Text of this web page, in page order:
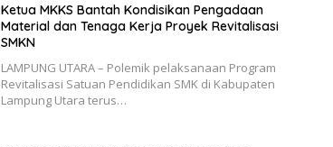
Ketua MKKS Bantah Kondisikan Pengadaan
Material dan Tenaga Kerja Proyek Revitalisasi
SMKN
LAMPUNG UTARA – Polemik pelaksanaan Program
Revitalisasi Satuan Pendidikan SMK di Kabupaten
Lampung Utara terus…